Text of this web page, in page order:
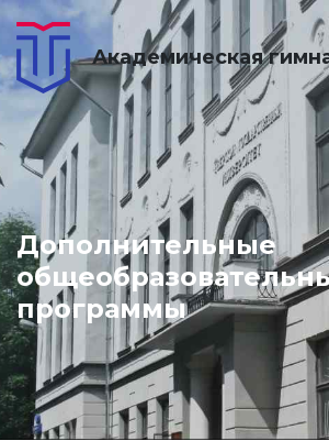
Академическая
Дополнительные
программы